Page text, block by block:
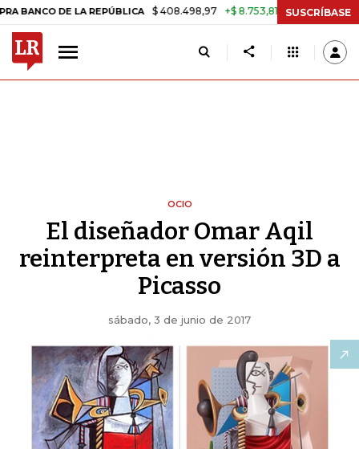
DE LA REPÚBLICA $ 408.498,97 +$ 8.753,81 +2,19% TASA DE
SUSCRÍBASE
OCIO
El diseñador Omar Aqil
reinterpreta en versión 3D a
Picasso
sábado, 3 de junio de 2017